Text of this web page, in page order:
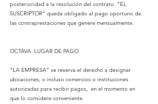
posterioridad a la resolución del contrato. “EL
SUSCRIPTOR” queda obligado al pago oportuno de
las contraprestaciones que genere mensualmente.
OCTAVA. LUGAR DE PAGO
“LA EMPRESA” se reserva el derecho a designar
ubicaciones, o incluso comercios o instituciones
autorizadas para recibir pagos, en el momento en
que lo considere conveniente.